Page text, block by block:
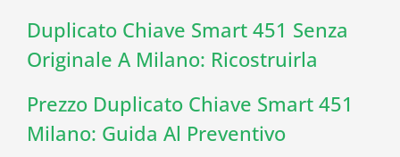
Duplicato Chiave Smart 451 Senza
Originale A Milano: Ricostruirla
Prezzo Duplicato Chiave Smart 451
Milano: Guida Al Preventivo